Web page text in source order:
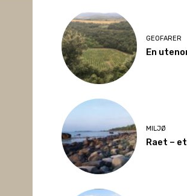
GEOFARER
En
MILJØ
Raet –